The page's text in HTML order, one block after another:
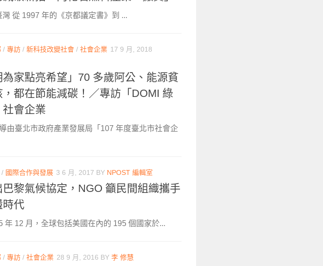
從 1997 年的《京都議定書》到 ...
/ 專訪 / 新科技改變社會 / 社會企業 17 9 月, 2018
為家點亮希望」70 多歲阿公、能源貧
，都在節能減碳！／專訪「DOMI 綠
會企業
由臺北市政府產業發展局「107 年度臺北市社會企
/ 國際合作與發展 3 6 月, 2017 BY NPOST 編輯室
巴黎氣候協定，NGO 籲民間組織攜手
時代
年 12 月，全球包括美國在內的 195 個國家於...
/ 專訪 / 社會企業 28 9 月, 2016 BY 李 修慧